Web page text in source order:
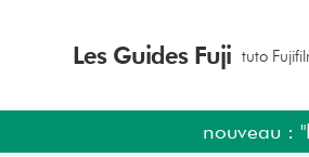
Les Guides Fuji tuto
nouveau :